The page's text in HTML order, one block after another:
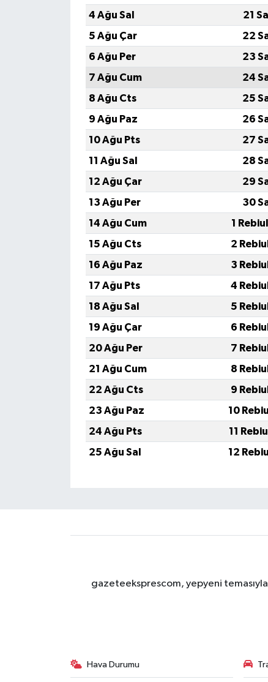
4 Ağu Sal
21
5 Ağu Çar
22
6 Ağu Per
23
7 Ağu Cum
24
8 Ağu Cts
25
9 Ağu Paz
26
10 Ağu Pts
27
11 Ağu Sal
28
12 Ağu Çar
29
13 Ağu Per
30
14 Ağu Cum
1
15 Ağu Cts
2
16 Ağu Paz
3
17 Ağu Pts
4
18 Ağu Sal
5
19 Ağu Çar
6
20 Ağu Per
7
21 Ağu Cum
8
22 Ağu Cts
9
23 Ağu Paz
10
24 Ağu Pts
11
25 Ağu Sal
12
gazeteeksprescom, yepyeni
Hava Durumu